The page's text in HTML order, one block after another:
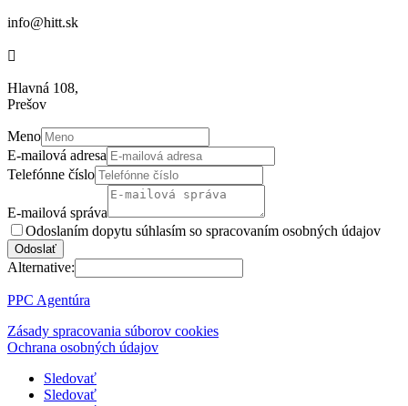
info@hitt.sk

Hlavná 108,
Prešov
Meno
E-mailová adresa
Telefónne číslo
E-mailová správa
Odoslaním dopytu súhlasím so spracovaním osobných údajov
Odoslať
Alternative:
PPC Agentúra
Zásady spracovania súborov cookies
Ochrana osobných údajov
Sledovať
Sledovať